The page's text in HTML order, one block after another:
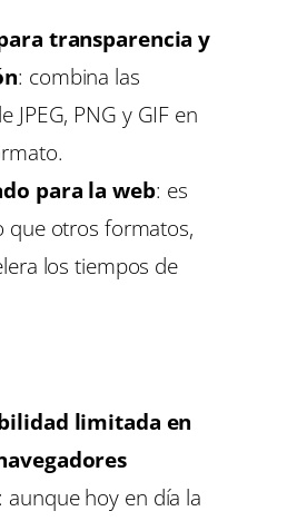
transparencia y
: combina las
JPEG, PNG y GIF en
para la web: es
que otros formatos,
los tiempos de
limitada en
: aunque hoy en día la